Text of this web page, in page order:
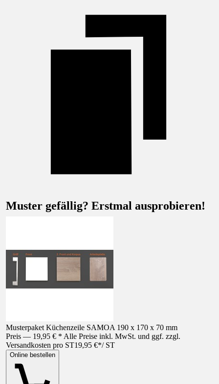
Muster gefällig? Erstmal ausprobieren!
Musterpaket Küchenzeile SAMOA 190 x 170 x 70 mm
Preis — 19,95 € * Alle Preise inkl. MwSt. und ggf. zzgl.
Versandkosten pro ST19,95 €*/ ST
Online bestellen